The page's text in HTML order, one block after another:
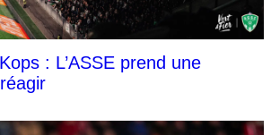
: L’ASSE prend une